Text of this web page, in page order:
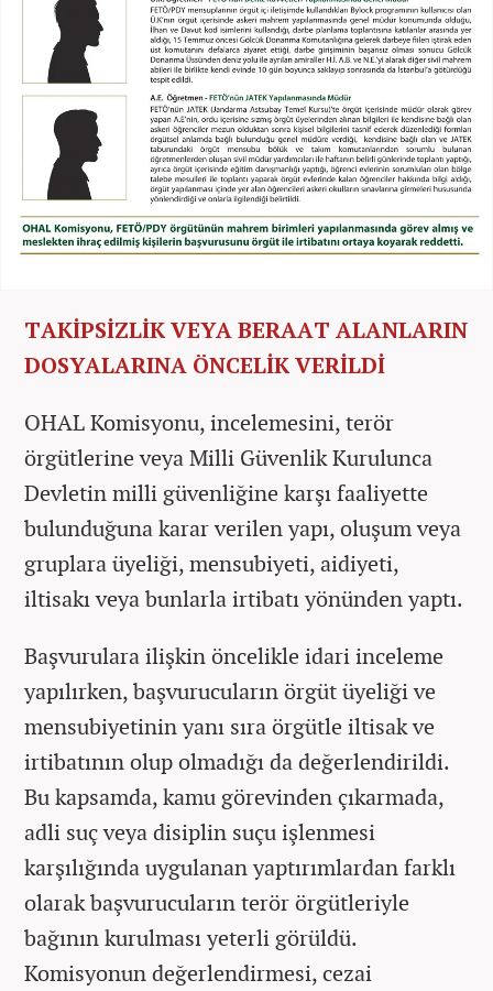
TAKİPSİZLİK VEYA BERAAT ALANLARIN
DOSYALARINA ÖNCELİK VERİLDİ
OHAL Komisyonu, incelemesini, terör
örgütlerine veya Milli Güvenlik Kurulunca
Devletin milli güvenliğine karşı faaliyette
bulunduğuna karar verilen yapı, oluşum veya
gruplara üyeliği, mensubiyeti, aidiyeti,
iltisakı veya bunlarla irtibatı yönünden yaptı.
Başvurulara ilişkin öncelikle idari inceleme
yapılırken, başvurucuların örgüt üyeliği ve
mensubiyetinin yanı sıra örgütle iltisak ve
irtibatının olup olmadığı da değerlendirildi.
Bu kapsamda, kamu görevinden çıkarmada,
adli suç veya disiplin suçu işlenmesi
karşılığında uygulanan yaptırımlardan farklı
olarak başvurucuların terör örgütleriyle
bağının kurulması yeterli görüldü.
Komisyonun değerlendirmesi, cezai